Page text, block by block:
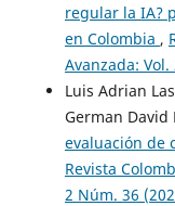
regular la IA?
en Colombia ,
Avanzada:
Luis Adrian
German David
evaluación de
Revista
2 Núm. 36